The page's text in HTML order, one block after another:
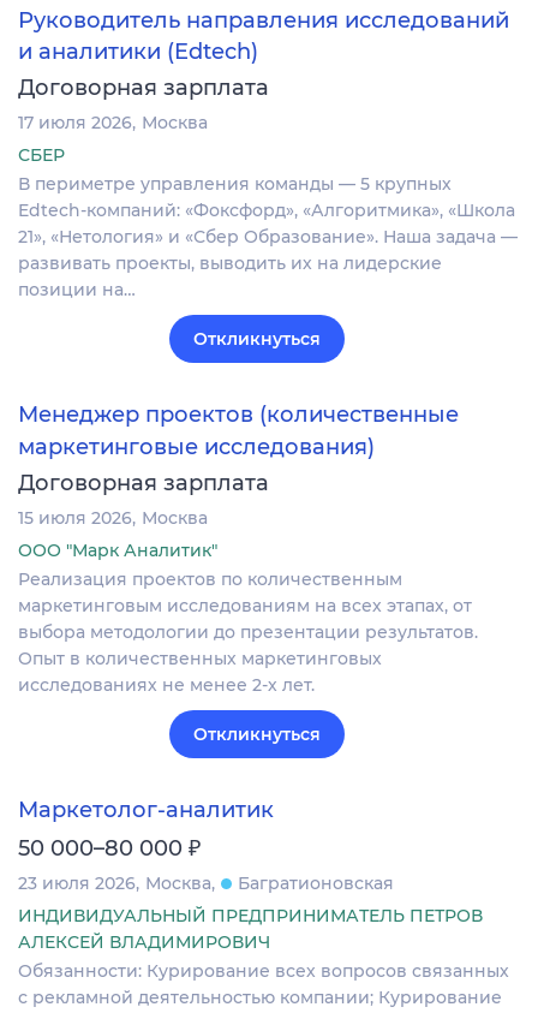
Руководитель направления исследований
и аналитики (Edtech)
Договорная зарплата
17 июля 2026 Москва
СБЕР
В периметре управления команды — 5 крупных
Edtech-компаний: «Фоксфорд», «Алгоритмика», «Школа
21», «Нетология» и «Сбер Образование». Наша задача —
развивать проекты, выводить их на лидерские
позиции на…
Откликнуться
Менеджер проектов (количественные
маркетинговые исследования)
Договорная зарплата
15 июля 2026 Москва
ООО "Марк Аналитик"
Реализация проектов по количественным
маркетинговым исследованиям на всех этапах, от
выбора методологии до презентации результатов.
Опыт в количественных маркетинговых
исследованиях не менее 2-х лет.
Откликнуться
Маркетолог-аналитик
50 000–80 000 ₽
23 июля 2026 Москва
Багратионовская
ИНДИВИДУАЛЬНЫЙ ПРЕДПРИНИМАТЕЛЬ ПЕТРОВ
АЛЕКСЕЙ ВЛАДИМИРОВИЧ
Обязанности: Курирование всех вопросов связанных
с рекламной деятельностью компании; Курирование